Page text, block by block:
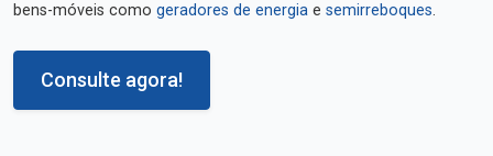
bens-móveis como geradores de energia e semirreboques.
Consulte agora!